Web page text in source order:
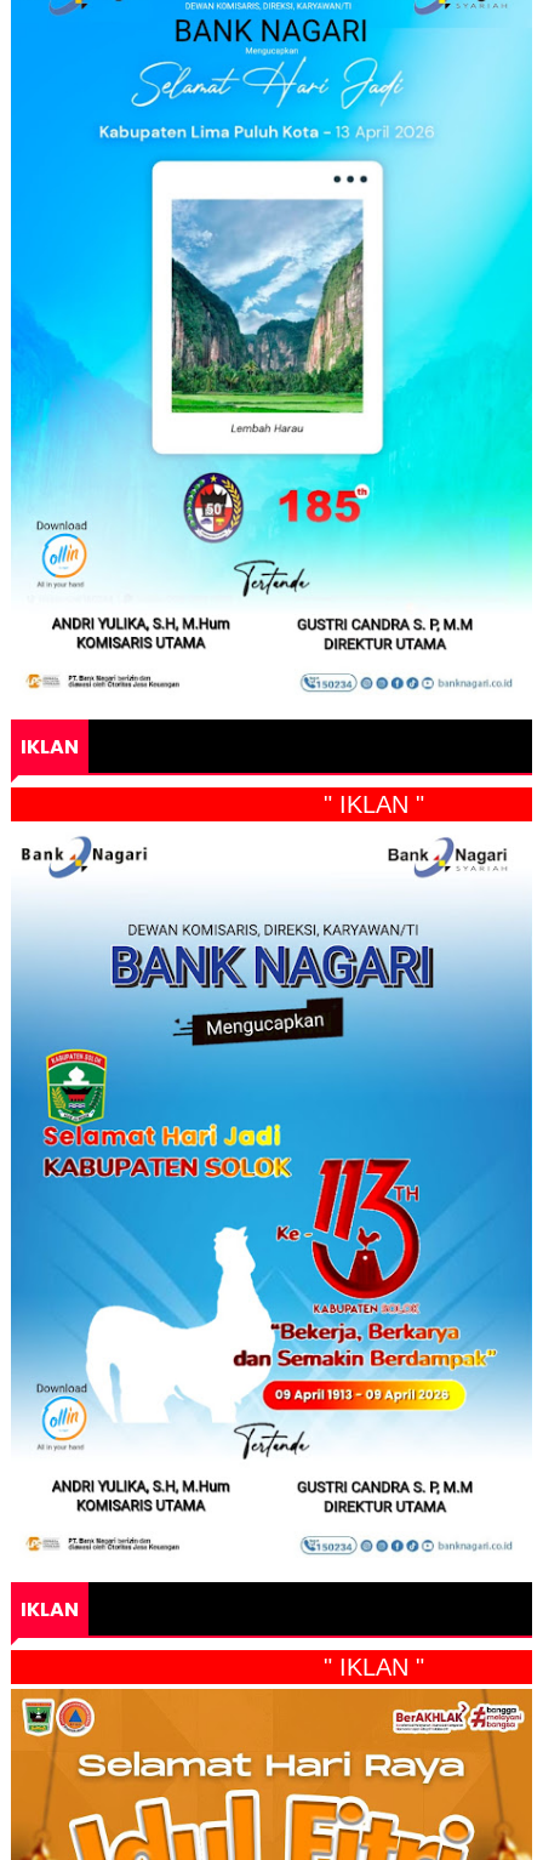
IKLAN
" IKLAN "
IKLAN
" IKLAN "